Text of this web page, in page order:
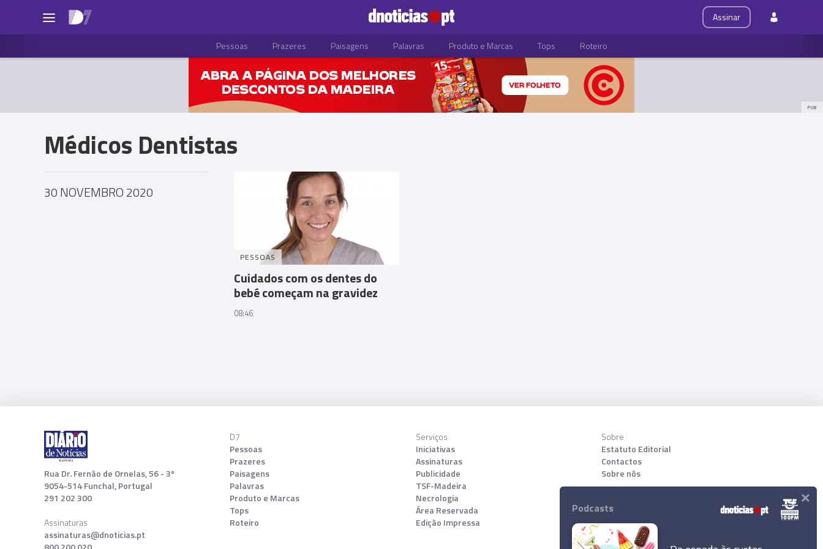
Assinar
Pessoas Prazeres Paisagens Palavras Produto e Marcas Tops Roteiro
PUB
Médicos Dentistas
30 NOVEMBRO 2020
PESSOAS
Cuidados com os dentes do
bebé começam na gravidez
08:46
Rua Dr. Fernão de Ornelas, 56 - 3º
9054-514 Funchal, Portugal
291 202 300
Assinaturas
assinaturas@dnoticias.pt
D7
Pessoas
Prazeres
Paisagens
Palavras
Produto e Marcas
Tops
Roteiro
Serviços
Iniciativas
Assinaturas
Publicidade
TSF-Madeira
Necrologia
Área Reservada
Edição Impressa
Sobre
Estatuto Editorial
Contactos
Sobre nõs
Podcasts ×